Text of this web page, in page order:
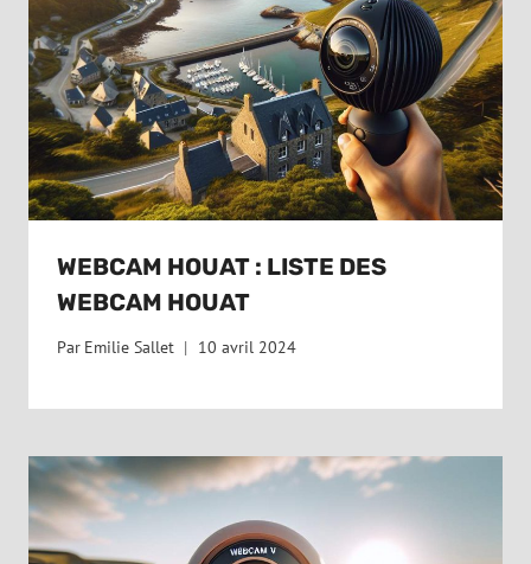
WEBCAM HOUAT : LISTE DES
WEBCAM HOUAT
Par Emilie Sallet 10 avril 2024